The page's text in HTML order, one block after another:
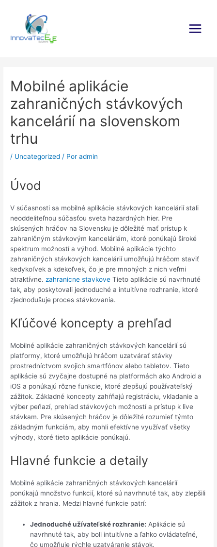
contenido
Main
Mobilné aplikácie
zahraničných stávkových
kancelárií na slovenskom
trhu
/ Uncategorized / Poradmin
Úvod
V súčasnosti sa mobilné aplikácie stávkových kancelárií stali
neoddeliteľnou súčasťou sveta hazardných hier. Pre
skúsených hráčov na Slovensku je dôležité mať prístup k
zahraničným stávkovým kanceláriám, ktoré ponúkajú široké
spektrum možností a výhod. Mobilné aplikácie týchto
zahraničných stávkových kancelárií umožňujú hráčom staviť
kedykoľvek a kdekoľvek, čo je pre mnohých z nich veľmi
atraktívne.zahranicne stavkove Tieto aplikácie sú navrhnuté
tak, aby poskytovali jednoduché a intuitívne rozhranie, ktoré
zjednodušuje proces stávkovania.
Kľúčové koncepty a prehľad
Mobilné aplikácie zahraničných stávkových kancelárií sú
platformy, ktoré umožňujú hráčom uzatvárať stávky
prostredníctvom svojich smartfónov alebo tabletov. Tieto
aplikácie sú zvyčajne dostupné na platformách ako Android a
iOS a ponúkajú rôzne funkcie, ktoré zlepšujú používateľský
zážitok. Základné koncepty zahŕňajú registráciu, vkladanie a
výber peňazí, prehľad stávkových možností a prístup k live
stávkam. Pre skúsených hráčov je dôležité rozumieť týmto
základným funkciám, aby mohli efektívne využívať všetky
výhody, ktoré tieto aplikácie ponúkajú.
Hlavné funkcie a detaily
Mobilné aplikácie zahraničných stávkových kancelárií
ponúkajú množstvo funkcií, ktoré sú navrhnuté tak, aby zlepšili
zážitok z hrania. Medzi hlavné funkcie patrí:
Jednoduché užívateľské rozhranie: Aplikácie sú
navrhnuté tak, aby boli intuitívne a ľahko ovládateľné,
čo umožňuje rýchle uzatváranie stávok.